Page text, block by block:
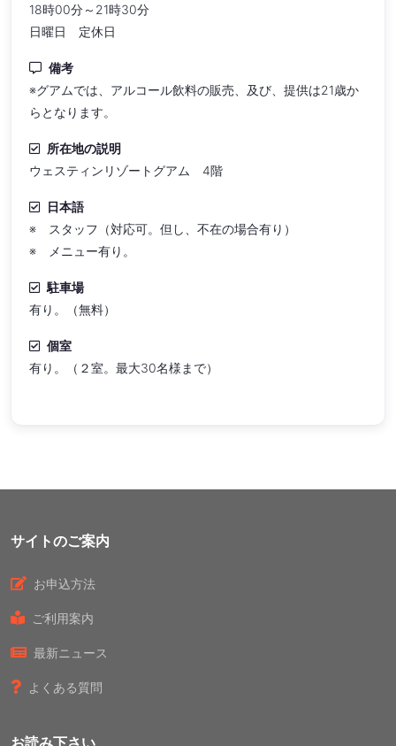
18時00分～21時30分
日曜日 定休日
備考
※グアムでは、アルコール飲料の販売、及び、提供は21歳か
らとなります。
所在地の説明
ウェスティンリゾートグアム 4階
日本語
※ スタッフ（対応可。但し、不在の場合有り）
※ メニュー有り。
駐車場
有り。（無料）
個室
有り。（２室。最大30名様まで）
サイトのご案内
お申込方法
ご利用案内
最新ニュース
よくある質問
お読み下さい